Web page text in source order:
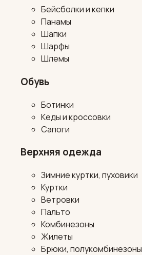
Бейсболки и кепки
Панамы
Шапки
Шарфы
Шлемы
Обувь
Ботинки
Кеды и кроссовки
Сапоги
Верхняя одежда
Зимние куртки, пуховики
Куртки
Ветровки
Пальто
Комбинезоны
Жилеты
Брюки, полукомбинезоны